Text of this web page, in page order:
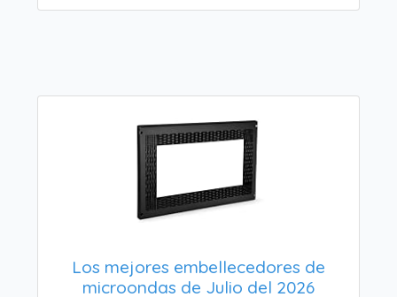
Los mejores embellecedores de
microondas de Julio del 2026